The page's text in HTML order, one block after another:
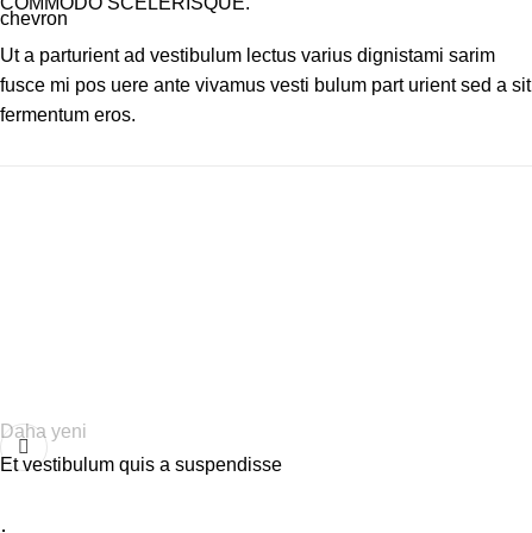
Ut a parturient ad vestibulum lectus varius dignistami sarim
fusce mi pos uere ante vivamus vesti bulum part urient sed a sit
fermentum eros.
Daha yeni
Et vestibulum quis a suspendisse